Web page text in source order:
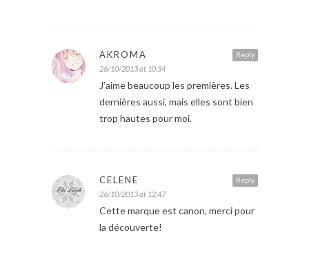
Reply
AKROMA
26/10/2013 at 10:34
J’aime beaucoup les premières. Les
dernières aussi, mais elles sont bien
trop hautes pour moi.
Reply
CELENE
26/10/2013 at 12:47
Cette marque est canon, merci pour
la découverte!